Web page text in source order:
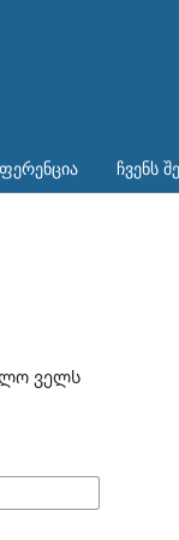
ჩვენს
ველს